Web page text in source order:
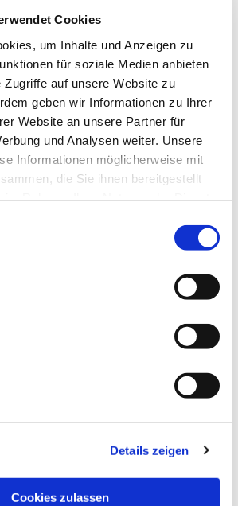
Cookies
um Inhalte und Anzeigen zu
für soziale Medien anbieten
Zugriffe auf unsere Website zu
geben wir Informationen zu Ihrer
Website an unsere Partner für
und Analysen weiter. Unsere
Informationen möglicherweise mit
die Sie ihnen bereitgestellt
Details zeigen
Cookies zulassen
könnte Sie auch